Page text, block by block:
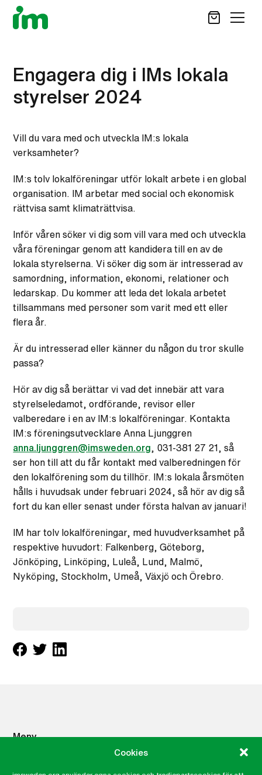
Cookies
OM IM
CAREER SITE
KONTAKT
VAD DU KAN GÖRA
AKTUELLT
STÖD OSS
Engagera dig i IMs lokala
styrelser 2024
Vill du vara med och utveckla IM:s lokala
verksamheter?
IM:s tolv lokalföreningar utför lokalt arbete i en global
organisation. IM arbetar med social och ekonomisk
rättvisa samt klimaträttvisa.
Inför våren söker vi dig som vill vara med och utveckla
våra föreningar genom att kandidera till en av de
lokala styrelserna. Vi söker dig som är intresserad av
samordning, information, ekonomi, relationer och
ledarskap. Du kommer att leda det lokala arbetet
tillsammans med personer som varit med ett eller
flera år.
Är du intresserad eller känner du någon du tror skulle
passa?
Hör av dig så berättar vi vad det innebär att vara
styrelseledamot, ordförande, revisor eller
valberedare i en av IM:s lokalföreningar. Kontakta
IM:s föreningsutvecklare Anna Ljunggren
anna.ljunggren@imsweden.org , 031-381 27 21, så
ser hon till att du får kontakt med valberedningen för
den lokalförening som du tillhör. IM:s lokala årsmöten
hålls i huvudsak under februari 2024, så hör av dig så
fort du kan eller senast under första halvan av januari!
IM har tolv lokalföreningar, med huvudverksamhet på
respektive huvudort: Falkenberg, Göteborg,
Jönköping, Linköping, Luleå, Lund, Malmö,
Nyköping, Stockholm, Umeå, Växjö och Örebro.
Meny